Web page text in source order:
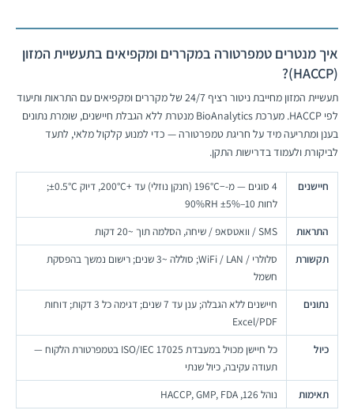
איך מנטרים טמפרטורה במקררים ומקפיאים בתעשיית המזון
תעשיית המזון מחייבת ניטור רציף 24/7 של מקררים ומקפיאים עם התראות ותיעוד
לפי HACCP. מערכת BioAnalytics מנטרת ללא הגבלת חיישנים, שומרת נתונים
בענן ומתריעה מיד על חריגת טמפרטורה — כדי למנוע קלקול מלאי, לתעד
לביקורת ולעמוד בדרישות התקן.
חיישנים
4 סוגים — מ-−196°C (חנקן נוזלי) עד +200°C, דיוק ±0.5°C;
לחות 10–90%RH ±5%
התראות
SMS / וואטסאפ / שיחה, הסלמה תוך ~20 דקות
תקשורת
סלולרי / WiFi / LAN; סוללה ~3 שנים; רישום נמשך בהפסקת
חשמל
נתונים
חיישנים ללא הגבלה; ענן עד 7 שנים; דגימה כל 3 דקות; דוחות
Excel/PDF
כיול
כל חיישן מכויל במעבדת ISO/IEC 17025 בטמפרטורת הלקוח —
תעודה עקיבה, כיול שנתי
תאימות
נוהל 126, HACCP, GMP, FDA